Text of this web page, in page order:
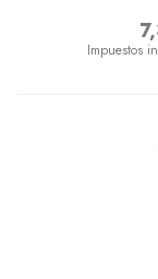
Impuestos